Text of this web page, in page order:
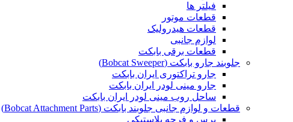
فیلتر ها
قطعات موتور
قطعات هیدرولیک
لوازم جانبی
قطعات برقی بابکت
جلوبند جارو بابکت (Bobcat Sweeper)
جارو تراکتوری ایران بابکت
جارو مینی لودر ایران بابکت
ساحل روب مینی لودر ایران بابکت
قطعات و لوازم جانبی جلوبند بابکت (Bobcat Attachment Parts)
برس و فرچه پلاستیکی